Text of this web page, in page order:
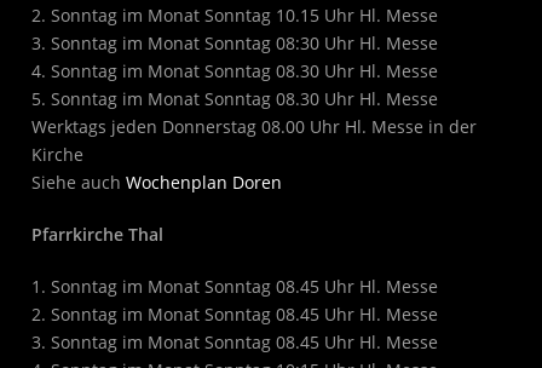
2. Sonntag im Monat Sonntag 10.15 Uhr Hl. Messe
3. Sonntag im Monat Sonntag 08:30 Uhr Hl. Messe
4. Sonntag im Monat Sonntag 08.30 Uhr Hl. Messe
5. Sonntag im Monat Sonntag 08.30 Uhr Hl. Messe
Werktags jeden Donnerstag 08.00 Uhr Hl. Messe in der
Kirche
Siehe auchWochenplan Doren
Pfarrkirche Thal
1. Sonntag im Monat Sonntag 08.45 Uhr Hl. Messe
2. Sonntag im Monat Sonntag 08.45 Uhr Hl. Messe
3. Sonntag im Monat Sonntag 08.45 Uhr Hl. Messe